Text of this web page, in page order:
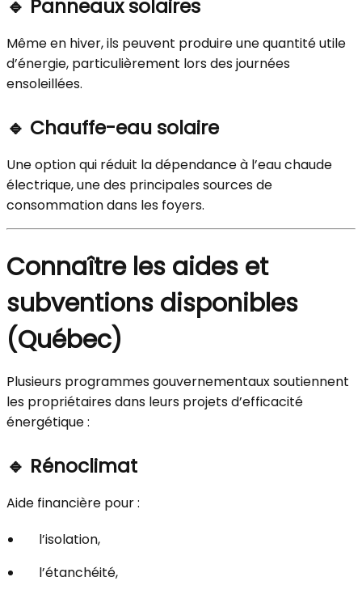
🔹 Panneaux solaires
Même en hiver, ils peuvent produire une quantité utile
d’énergie, particulièrement lors des journées
ensoleillées.
🔹 Chauffe-eau solaire
Une option qui réduit la dépendance à l’eau chaude
électrique, une des principales sources de
consommation dans les foyers.
Connaître les aides et
subventions disponibles
(Québec)
Plusieurs programmes gouvernementaux soutiennent
les propriétaires dans leurs projets d’efficacité
énergétique :
🔹 Rénoclimat
Aide financière pour :
l’isolation,
l’étanchéité,